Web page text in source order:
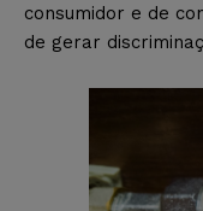
consumidor e de
de gerar